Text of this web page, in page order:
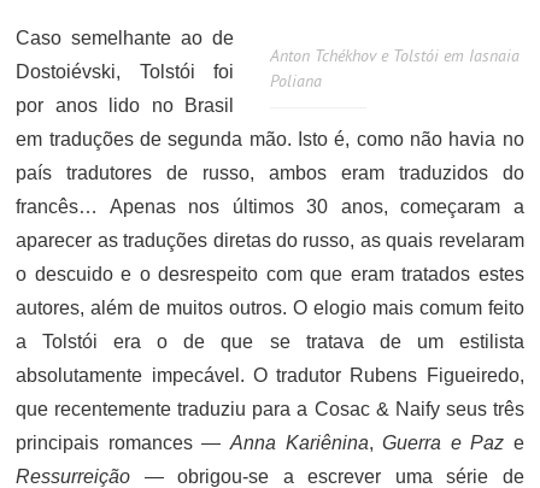
Anton Tchékhov e Tolstói em Iasnaia
Poliana
Caso semelhante ao de
Dostoiévski, Tolstói foi
por anos lido no Brasil
em traduções de segunda mão. Isto é, como não havia no
país tradutores de russo, ambos eram traduzidos do
francês… Apenas nos últimos 30 anos, começaram a
aparecer as traduções diretas do russo, as quais revelaram
o descuido e o desrespeito com que eram tratados estes
autores, além de muitos outros. O elogio mais comum feito
a Tolstói era o de que se tratava de um estilista
absolutamente impecável. O tradutor Rubens Figueiredo,
que recentemente traduziu para a Cosac & Naify seus três
principais romances — Anna Kariênina,Guerra e Paz e
Ressurreição — obrigou-se a escrever uma série de